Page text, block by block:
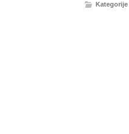
Kategorije